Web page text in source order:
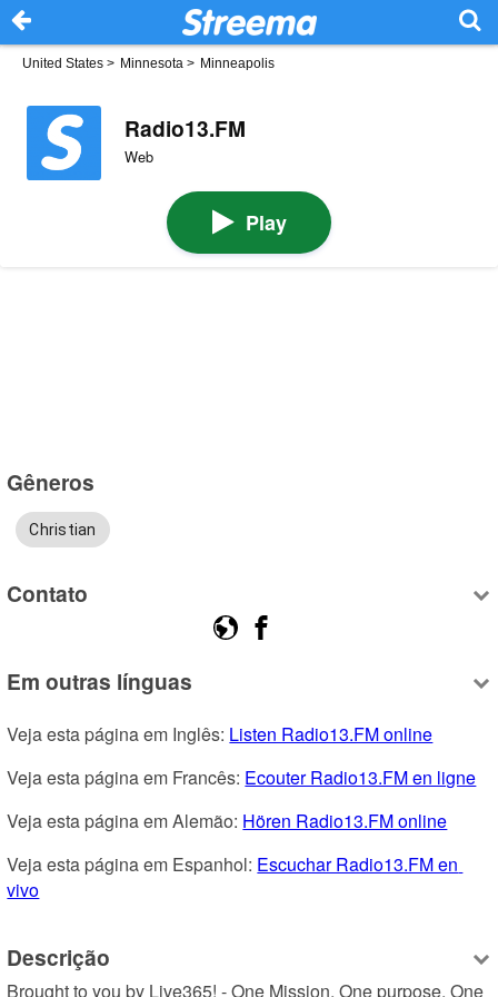
United States > Minnesota > Minneapolis
Radio13.FM
Web
Play
Gêneros
Christian
Contato
Em outras línguas
Veja esta página em Inglês: Listen Radio13.FM online
Veja esta página em Francês: Ecouter Radio13.FM en ligne
Veja esta página em Alemão: Hören Radio13.FM online
Veja esta página em Espanhol: Escuchar Radio13.FM en
vivo
Descrição
Brought to you by Live365! - One Mission, One purpose, One